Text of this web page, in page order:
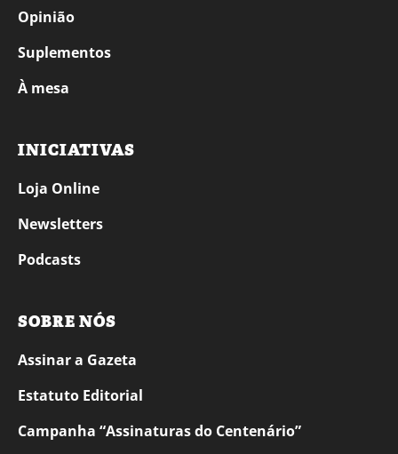
Opinião
Suplementos
À mesa
INICIATIVAS
Loja Online
Newsletters
Podcasts
SOBRE NÓS
Assinar a Gazeta
Estatuto Editorial
Campanha “Assinaturas do Centenário”